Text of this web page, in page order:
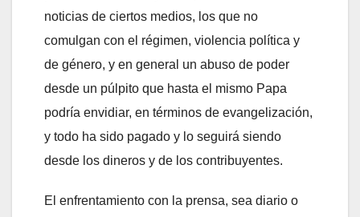
noticias de ciertos medios, los que no
comulgan con el régimen, violencia política y
de género, y en general un abuso de poder
desde un púlpito que hasta el mismo Papa
podría envidiar, en términos de evangelización,
y todo ha sido pagado y lo seguirá siendo
desde los dineros y de los contribuyentes.
El enfrentamiento con la prensa, sea diario o